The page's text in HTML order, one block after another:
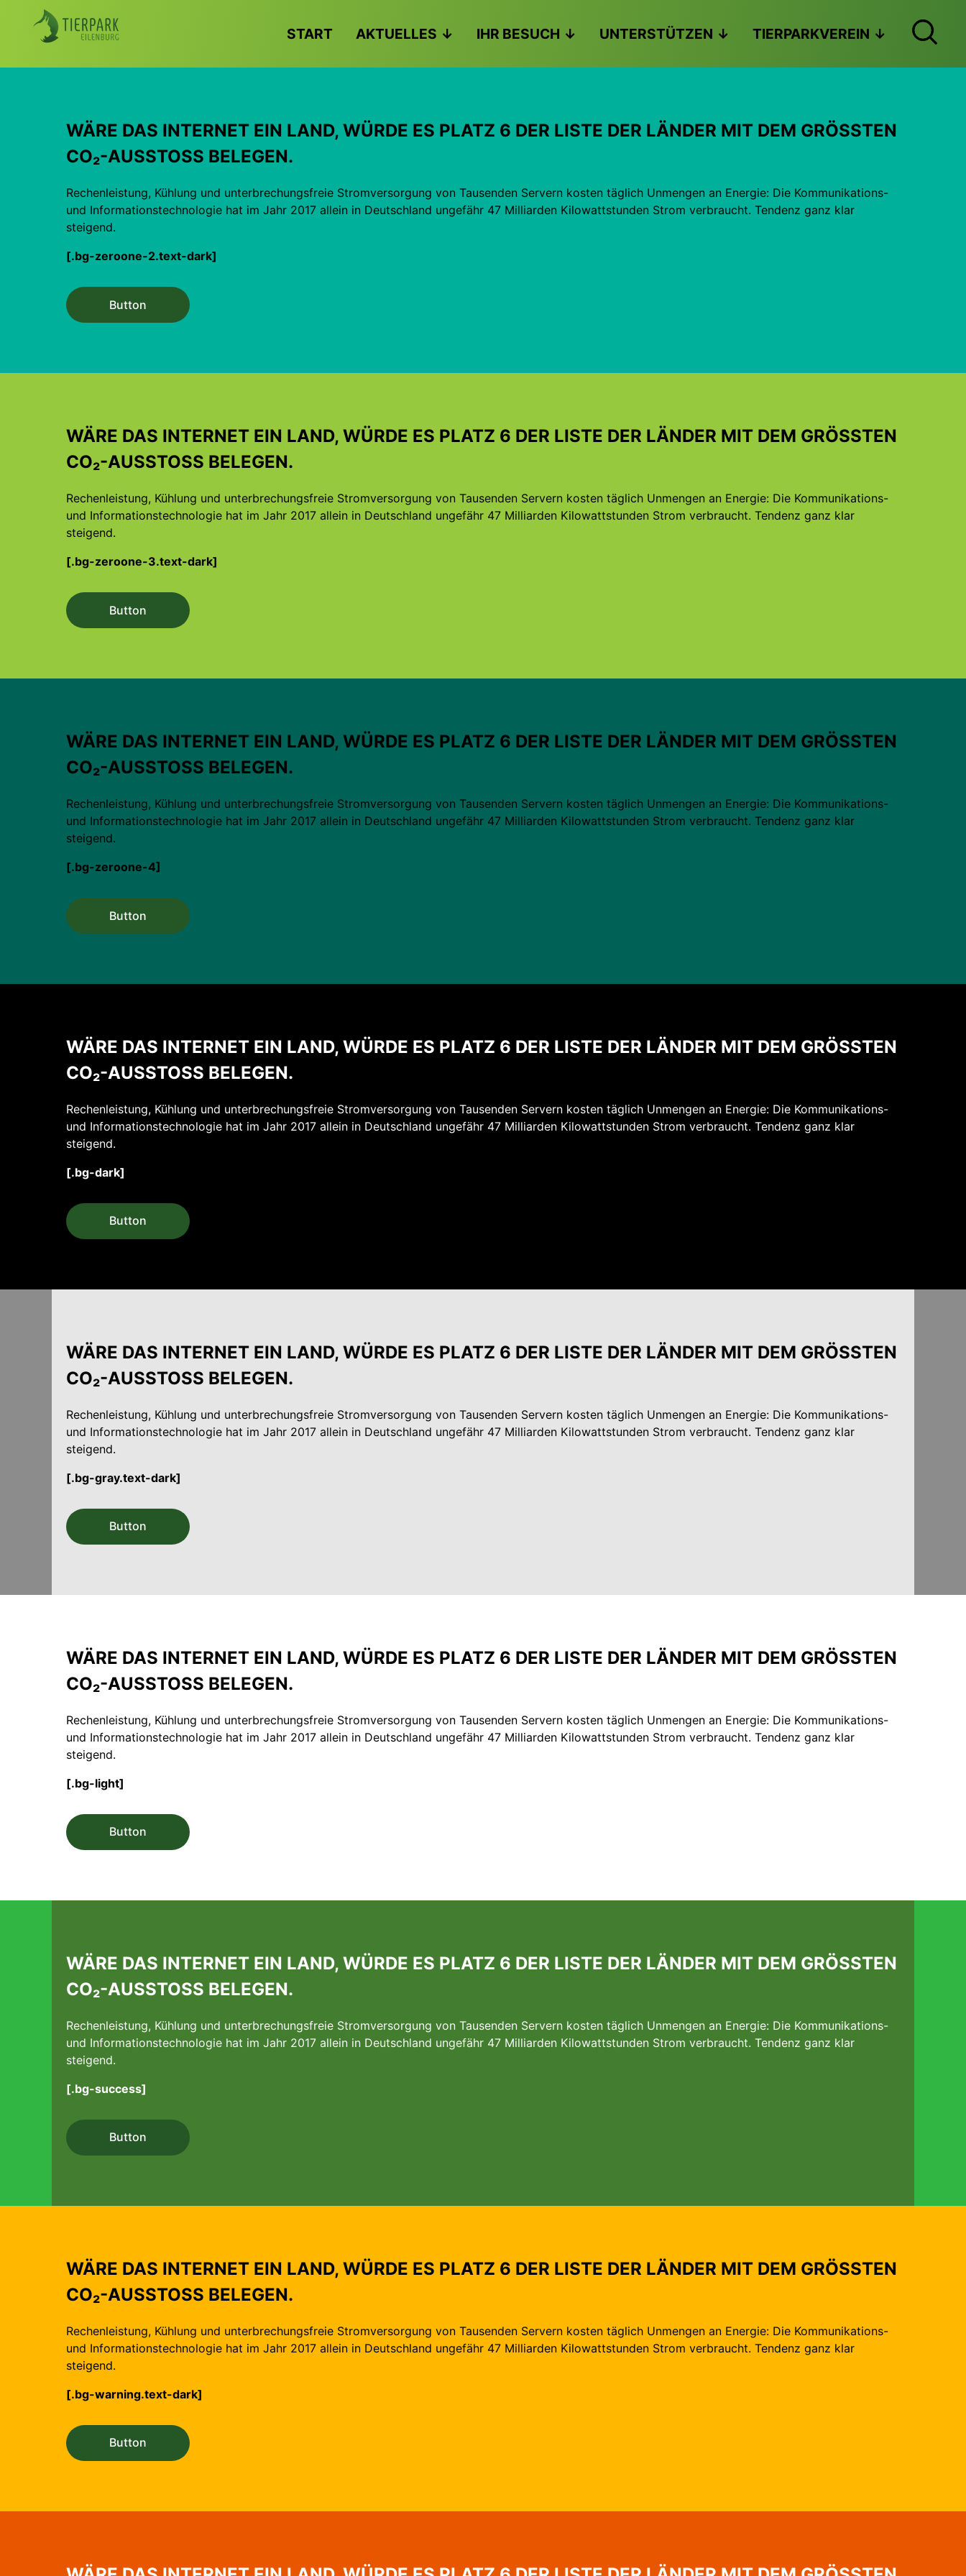
START AKTUELLES IHR BESUCH UNTERSTÜTZEN TIERPARKVEREIN
WÄRE DAS INTERNET EIN LAND, WÜRDE ES PLATZ 6 DER LISTE DER ­LÄNDER MIT DEM GRÖSSTEN
CO₂-AUSSTOSS BELEGEN.
Rechenleistung, Kühlung und unterbrechungsfreie Stromversorgung von Tausenden Servern kosten täglich Unmengen an Energie: Die Kommunikations-
und Informations­technologie hat im Jahr 2017 allein in Deutschland ungefähr 47 Milliarden Kilowattstunden Strom verbraucht. Tendenz ganz klar
steigend.
[.bg-zeroone-2.text-dark]
Button
WÄRE DAS INTERNET EIN LAND, WÜRDE ES PLATZ 6 DER LISTE DER ­LÄNDER MIT DEM GRÖSSTEN
CO₂-AUSSTOSS BELEGEN.
Rechenleistung, Kühlung und unterbrechungsfreie Stromversorgung von Tausenden Servern kosten täglich Unmengen an Energie: Die Kommunikations-
und Informations­technologie hat im Jahr 2017 allein in Deutschland ungefähr 47 Milliarden Kilowattstunden Strom verbraucht. Tendenz ganz klar
steigend.
[.bg-zeroone-3.text-dark]
Button
WÄRE DAS INTERNET EIN LAND, WÜRDE ES PLATZ 6 DER LISTE DER ­LÄNDER MIT DEM GRÖSSTEN
CO₂-AUSSTOSS BELEGEN.
Rechenleistung, Kühlung und unterbrechungsfreie Stromversorgung von Tausenden Servern kosten täglich Unmengen an Energie: Die Kommunikations-
und Informations­technologie hat im Jahr 2017 allein in Deutschland ungefähr 47 Milliarden Kilowattstunden Strom verbraucht. Tendenz ganz klar
steigend.
[.bg-zeroone-4]
Button
WÄRE DAS INTERNET EIN LAND, WÜRDE ES PLATZ 6 DER LISTE DER ­LÄNDER MIT DEM GRÖSSTEN
CO₂-AUSSTOSS BELEGEN.
Rechenleistung, Kühlung und unterbrechungsfreie Stromversorgung von Tausenden Servern kosten täglich Unmengen an Energie: Die Kommunikations-
und Informations­technologie hat im Jahr 2017 allein in Deutschland ungefähr 47 Milliarden Kilowattstunden Strom verbraucht. Tendenz ganz klar
steigend.
[.bg-dark]
Button
WÄRE DAS INTERNET EIN LAND, WÜRDE ES PLATZ 6 DER LISTE DER ­LÄNDER MIT DEM GRÖSSTEN
CO₂-AUSSTOSS BELEGEN.
Rechenleistung, Kühlung und unterbrechungsfreie Stromversorgung von Tausenden Servern kosten täglich Unmengen an Energie: Die Kommunikations-
und Informations­technologie hat im Jahr 2017 allein in Deutschland ungefähr 47 Milliarden Kilowattstunden Strom verbraucht. Tendenz ganz klar
steigend.
[.bg-gray.text-dark]
Button
WÄRE DAS INTERNET EIN LAND, WÜRDE ES PLATZ 6 DER LISTE DER ­LÄNDER MIT DEM GRÖSSTEN
CO₂-AUSSTOSS BELEGEN.
Rechenleistung, Kühlung und unterbrechungsfreie Stromversorgung von Tausenden Servern kosten täglich Unmengen an Energie: Die Kommunikations-
und Informations­technologie hat im Jahr 2017 allein in Deutschland ungefähr 47 Milliarden Kilowattstunden Strom verbraucht. Tendenz ganz klar
steigend.
[.bg-light]
Button
WÄRE DAS INTERNET EIN LAND, WÜRDE ES PLATZ 6 DER LISTE DER ­LÄNDER MIT DEM GRÖSSTEN
CO₂-AUSSTOSS BELEGEN.
Rechenleistung, Kühlung und unterbrechungsfreie Stromversorgung von Tausenden Servern kosten täglich Unmengen an Energie: Die Kommunikations-
und Informations­technologie hat im Jahr 2017 allein in Deutschland ungefähr 47 Milliarden Kilowattstunden Strom verbraucht. Tendenz ganz klar
steigend.
[.bg-success]
Button
WÄRE DAS INTERNET EIN LAND, WÜRDE ES PLATZ 6 DER LISTE DER ­LÄNDER MIT DEM GRÖSSTEN
CO₂-AUSSTOSS BELEGEN.
Rechenleistung, Kühlung und unterbrechungsfreie Stromversorgung von Tausenden Servern kosten täglich Unmengen an Energie: Die Kommunikations-
und Informations­technologie hat im Jahr 2017 allein in Deutschland ungefähr 47 Milliarden Kilowattstunden Strom verbraucht. Tendenz ganz klar
steigend.
[.bg-warning.text-dark]
Button